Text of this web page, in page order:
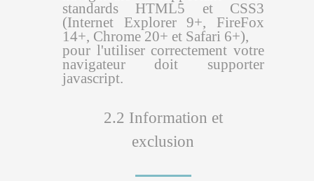
standards HTML5 et CSS3
(Internet Explorer 9+, FireFox
14+, Chrome 20+ et Safari 6+),
pour l'utiliser correctement votre
navigateur doit supporter
javascript.
2.2 Information et
exclusion